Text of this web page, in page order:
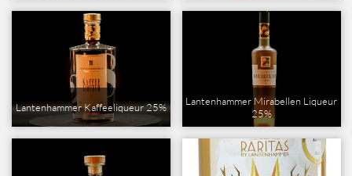
Lantenhammer Kaffeeliqueur 25%
Lantenhammer Mirabellen Liqueur
25%